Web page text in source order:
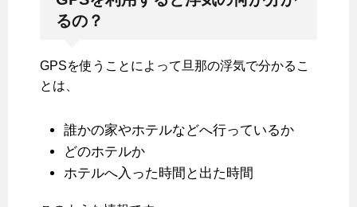
るの？
GPSを使うことによって旦那の浮気で分かるこ
とは、
誰かの家やホテルなどへ行っているか
どのホテルか
ホテルへ入った時間と出た時間